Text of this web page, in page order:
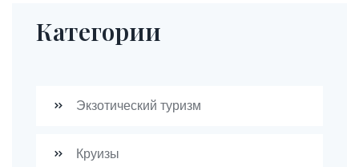
Категории
Экзотический туризм
Круизы